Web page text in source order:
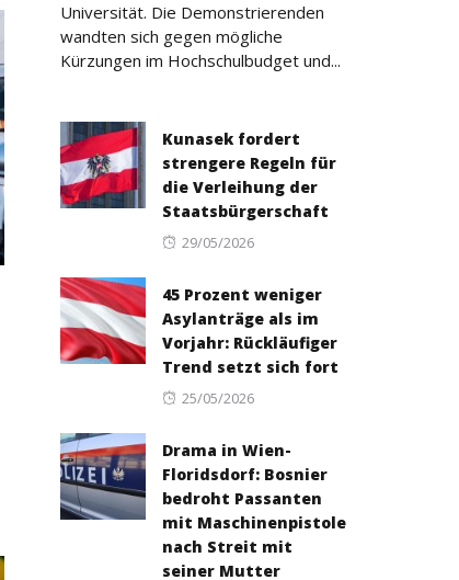
Universität. Die Demonstrierenden
wandten sich gegen mögliche
Kürzungen im Hochschulbudget und...
Kunasek fordert
strengere Regeln für
die Verleihung der
Staatsbürgerschaft
Posted
29/05/2026
45 Prozent weniger
Asylanträge als im
Vorjahr: Rückläufiger
Trend setzt sich fort
Posted
25/05/2026
Drama in Wien-
Floridsdorf: Bosnier
bedroht Passanten
mit Maschinenpistole
nach Streit mit
seiner Mutter